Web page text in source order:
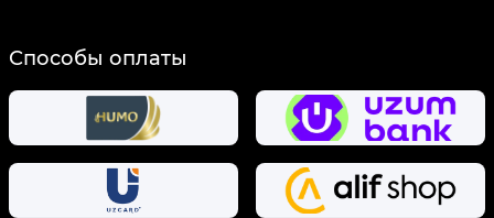
Способы оплаты